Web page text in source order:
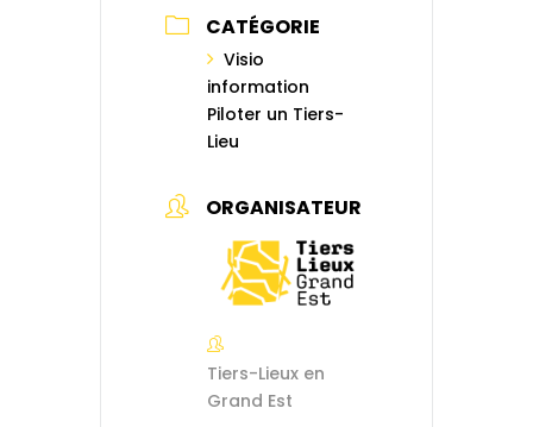
CATÉGORIE
Visio
information
Piloter un Tiers-
Lieu
ORGANISATEUR
Tiers-Lieux en
Grand Est